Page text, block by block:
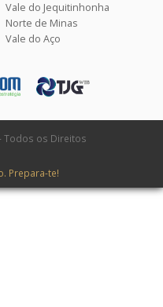
Vale do Jequitinhonha
Norte de Minas
Vale do Aço
Todos os Direitos
Prepara-te!